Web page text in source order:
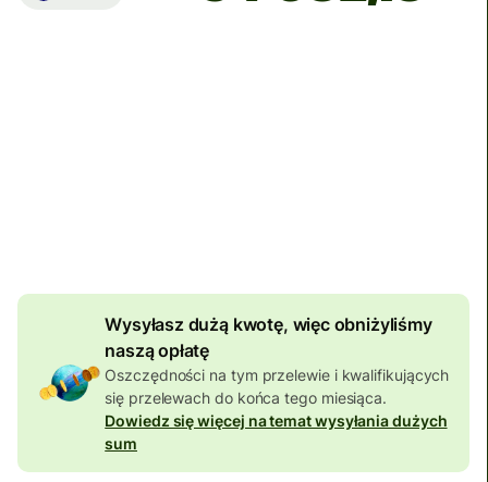
Wysyłasz dużą kwotę, więc obniżyliśmy
naszą opłatę
Oszczędności na tym przelewie i kwalifikujących
się przelewach do końca tego miesiąca.
Dowiedz się więcej na temat wysyłania dużych
sum